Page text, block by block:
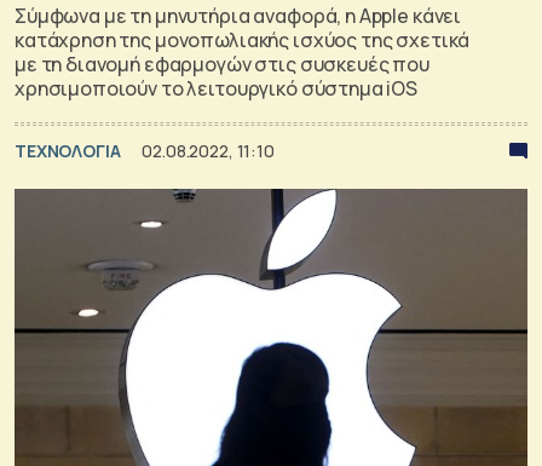
Σύμφωνα με τη μηνυτήρια αναφορά, η Apple κάνει
κατάχρηση της μονοπωλιακής ισχύος της σχετικά
με τη διανομή εφαρμογών στις συσκευές που
χρησιμοποιούν το λειτουργικό σύστημα iOS
ΤΕΧΝΟΛΟΓΙΑ 02.08.2022, 11:10